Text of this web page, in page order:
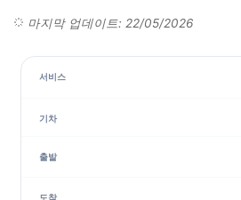
마지막 업데이트: 22/05/2026